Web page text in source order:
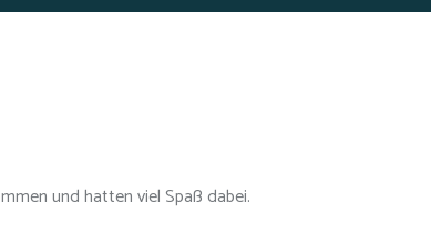
und hatten viel Spaß dabei.